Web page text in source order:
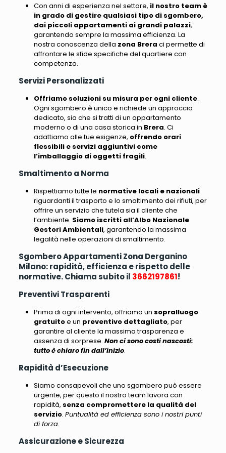
Con anni di esperienza nel settore, il nostro team è
in grado di gestire qualsiasi tipo di sgombero,
dai piccoli appartamenti ai grandi palazzi,
garantendo sempre la massima efficienza. La
nostra conoscenza della zona Brera ci permette di
affrontare le sfide specifiche del quartiere con
competenza.
Servizi Personalizzati
Offriamo soluzioni su misura per ogni cliente.
Ogni sgombero è unico e richiede un approccio
dedicato, sia che si tratti di un appartamento
moderno o di una casa storica in Brera. Ci
adattiamo alle tue esigenze, offrendo orari
flessibili e servizi aggiuntivi come
l’imballaggio di oggetti fragili.
Smaltimento a Norma
Rispettiamo tutte le normative locali e nazionali
riguardanti il trasporto e lo smaltimento dei rifiuti, per
offrire un servizio che tutela sia il cliente che
l’ambiente. Siamo iscritti all’Albo Nazionale
Gestori Ambientali, garantendo la massima
legalità nelle operazioni di smaltimento.
Sgombero Appartamenti Zona Derganino
Milano: rapidità, efficienza e rispetto delle
normative. Chiama subito il 3662197861!
Preventivi Trasparenti
Prima di ogni intervento, offriamo un sopralluogo
gratuitoe un preventivo dettagliato, per
garantire al cliente la massima trasparenza e
assenza di sorprese. Non ci sono costi nascosti:
tutto è chiaro fin dall’inizio.
Rapidità d’Esecuzione
Siamo consapevoli che uno sgombero può essere
urgente, per questo il nostro team lavora con
rapidità, senza compromettere la qualità del
servizio. Puntualità ed efficienza sono i nostri punti
di forza.
Assicurazione e Sicurezza